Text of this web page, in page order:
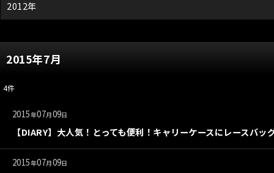
2015年7月
4件
2015年07月09日
【DIARY】大人気！とっても便利！キャリーケースにレースバッ
2015年07月09日
2012年